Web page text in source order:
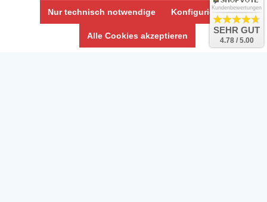
Impressum
Umwelt und Entsorgung
Vertrag widerrufen
Nur technisch notwendige Konfigurieren
Alle Cookies akzeptieren
Kundenbewertungen
SEHR GUT
4.78 / 5.00